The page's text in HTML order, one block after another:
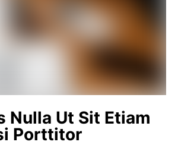
Nulla Ut Sit Etiam
Porttitor